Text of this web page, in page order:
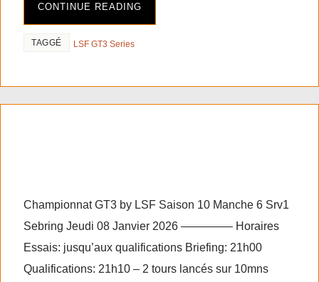
CONTINUE READING
TAGGÉ LSF GT3 Series
Championnat GT3 by LSF Saison 10 Manche 6 Srv1
Sebring Jeudi 08 Janvier 2026 ————– Horaires
Essais: jusqu’aux qualifications Briefing: 21h00
Qualifications: 21h10 – 2 tours lancés sur 10mns